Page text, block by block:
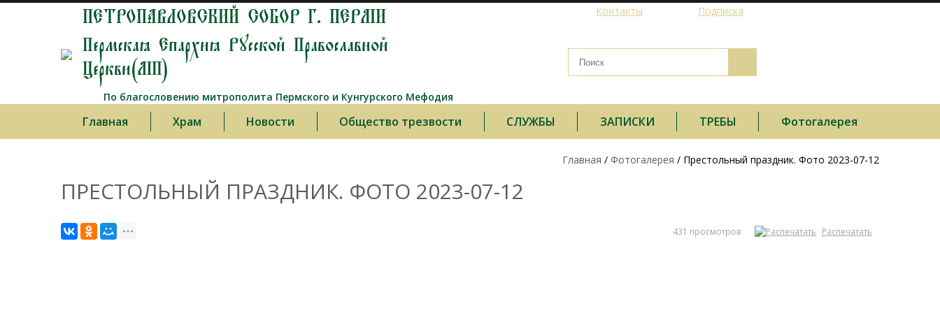
Контакты Подписка
ПЕТРОПАВЛОВСКИЙ СОБОР Г. ПЕРМИ
Пермская Епархия Русской Православной
Церкви(МП)
По благословению митрополита Пермского и Кунгурского Мефодия
Главная Храм Новости Общество трезвости СЛУЖБЫ ЗАПИСКИ ТРЕБЫ Фотогалерея
Главная / Фотогалерея / Престольный праздник. Фото 2023-07-12
ПРЕСТОЛЬНЫЙ ПРАЗДНИК. ФОТО 2023-07-12
431 просмотров Распечатать